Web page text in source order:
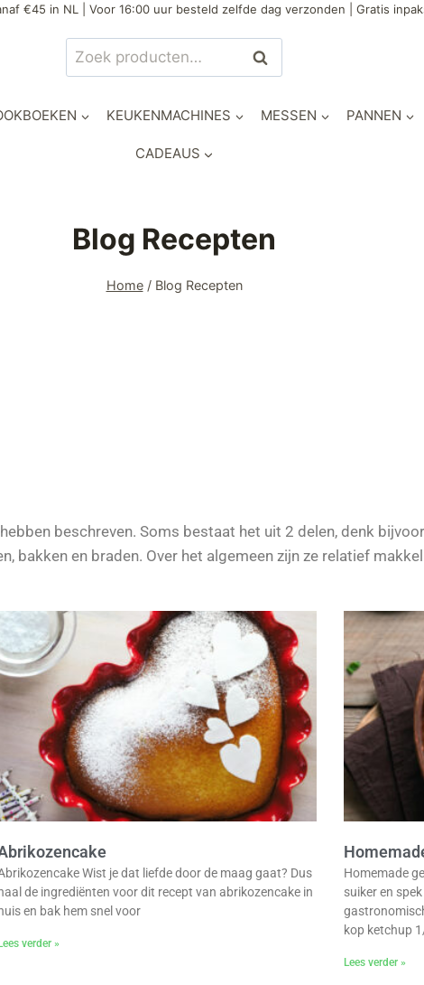
€45 in NL | Voor 16:00 uur besteld zelfde dag verzonden | Gratis
Zoeken
KEUKENMACHINES MESSEN PANNEN
CADEAUS
Blog Recepten
Home / Blog Recepten
beschreven. Soms bestaat het uit 2 delen, denk
bakken en braden. Over het algemeen zijn ze relatief
Wist je dat liefde door de maag gaat? Dus
haal de ingrediënten voor dit recept van abrikozencake in
huis en bak hem snel voor
Lees verder »
Homemade
suiker en
kop ketchup
Lees verder »